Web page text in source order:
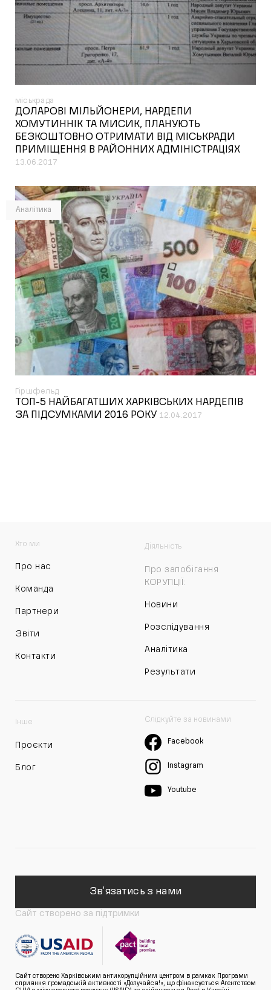
міськрада
ДОЛАРОВІ МІЛЬЙОНЕРИ, НАРДЕПИ
ХОМУТИННІК ТА МИСИК, ПЛАНУЮТЬ
БЕЗКОШТОВНО ОТРИМАТИ ВІД МІСЬКРАДИ
ПРИМІЩЕННЯ В РАЙОННИХ АДМІНІСТРАЦІЯХ
13.06.2017
Аналітика
Гіршфельд
ТОП-5 НАЙБАГАТШИХ ХАРКІВСЬКИХ НАРДЕПІВ
ЗА ПІДСУМКАМИ 2016 РОКУ 12.04.2017
Хто ми
Про нас
Команда
Партнери
Звіти
Контакти
Діяльність
Про запобігання
КОРУПЦІЇ:
Новини
Розслідування
Аналітика
Результати
Інше
Проєкти
Блог
Слідкуйте за новинами
Facebook
Instagram
Youtube
Зв'язатись з нами
Сайт створено за підтримки
Сайт створено Харківським антикорупційним центром в рамках Програми
сприяння громадській активності «Долучайся!», що фінансується Агентством